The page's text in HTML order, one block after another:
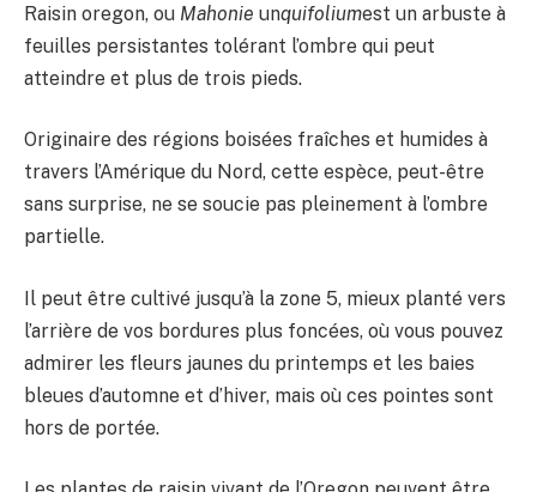
Raisin oregon, ou Mahonie unquifoliumest un arbuste à
feuilles persistantes tolérant l’ombre qui peut
atteindre et plus de trois pieds.
Originaire des régions boisées fraîches et humides à
travers l’Amérique du Nord, cette espèce, peut-être
sans surprise, ne se soucie pas pleinement à l’ombre
partielle.
Il peut être cultivé jusqu’à la zone 5, mieux planté vers
l’arrière de vos bordures plus foncées, où vous pouvez
admirer les fleurs jaunes du printemps et les baies
bleues d’automne et d’hiver, mais où ces pointes sont
hors de portée.